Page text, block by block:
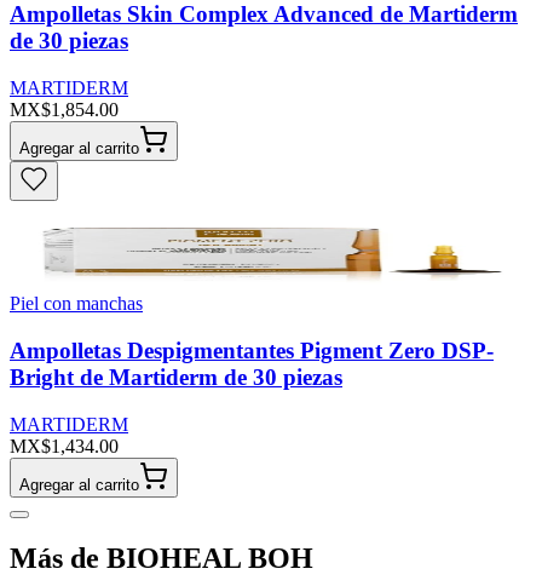
Ampolletas Skin Complex Advanced de Martiderm
de 30 piezas
MARTIDERM
MX$1,854.00
Agregar al carrito
Piel con manchas
Ampolletas Despigmentantes Pigment Zero DSP-
Bright de Martiderm de 30 piezas
MARTIDERM
MX$1,434.00
Agregar al carrito
Más de BIOHEAL BOH